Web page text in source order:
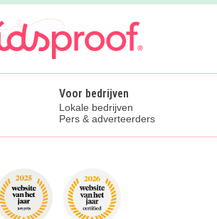
Voor bedrijven
Lokale bedrijven
Pers & adverteerders